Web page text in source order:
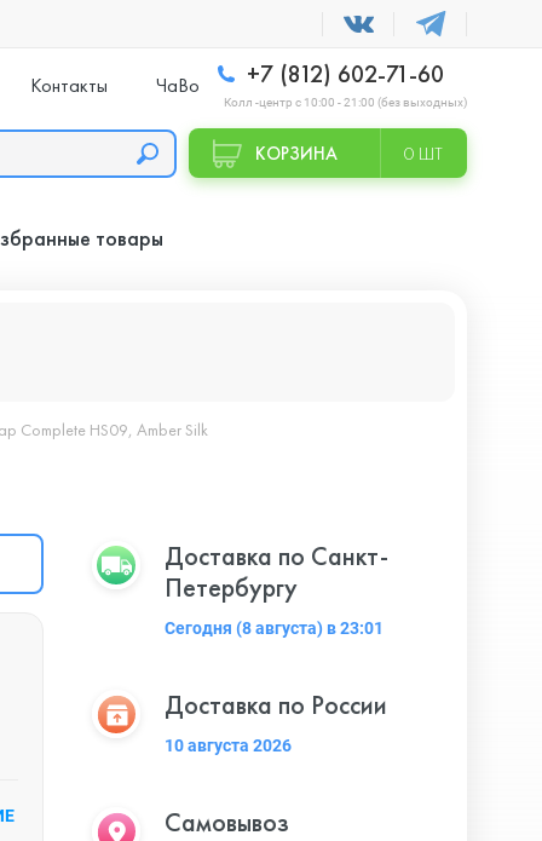
Контакты ЧаВо +7 (812) 602-71-60
Колл -центр с 10:00 - 21:00 (без выходных)
КОРЗИНА 0 ШТ
товары
Complete HS09, Amber Silk
Доставка по Санкт-
Петербургу
Сегодня (8 августа) в 23:01
Доставка по России
10 августа 2026
Самовывоз